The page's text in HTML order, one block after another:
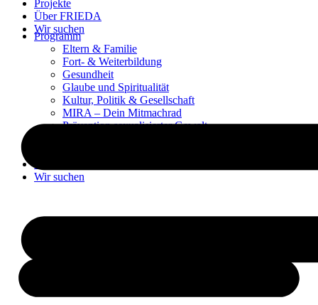
Projekte
Über FRIEDA
Wir suchen
Programm
Eltern & Familie
Fort- & Weiterbildung
Gesundheit
Glaube und Spiritualität
Kultur, Politik & Gesellschaft
MIRA – Dein Mitmachrad
Prävention sexualisierter Gewalt
Wir suchen